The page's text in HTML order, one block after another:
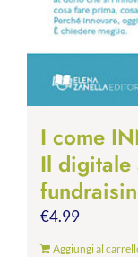
I come
Il digitale
€4.99
Aggiungi al